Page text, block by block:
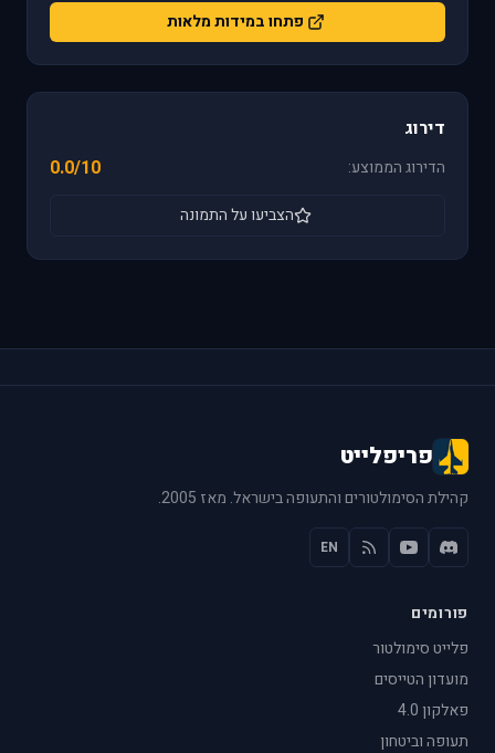
פתחו במידות מלאות
דירוג
הדירוג הממוצע: 0.0/10
הצביעו על התמונה
פריפלייט
קהילת הסימולטורים והתעופה בישראל. מאז 2005.
EN
פורומים
פלייט סימולטור
מועדון הטייסים
פאלקון 4.0
תעופה וביטחון